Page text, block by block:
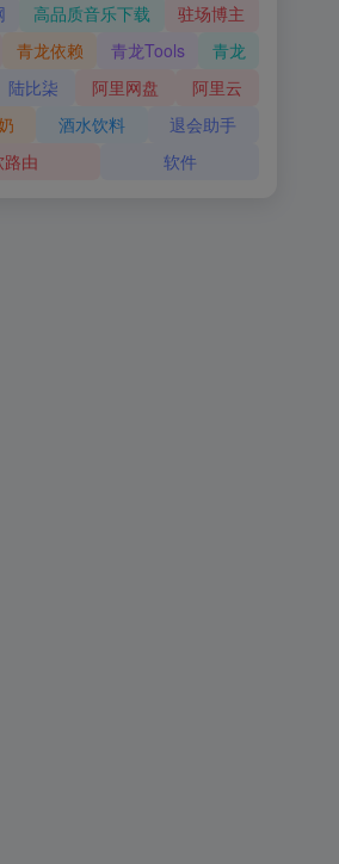
高品质音乐下载
驻场博主
青龙依赖 青龙Tools
青龙
陆比柒 阿里网盘
阿里云
酒水饮料
退会助手
路由
软件